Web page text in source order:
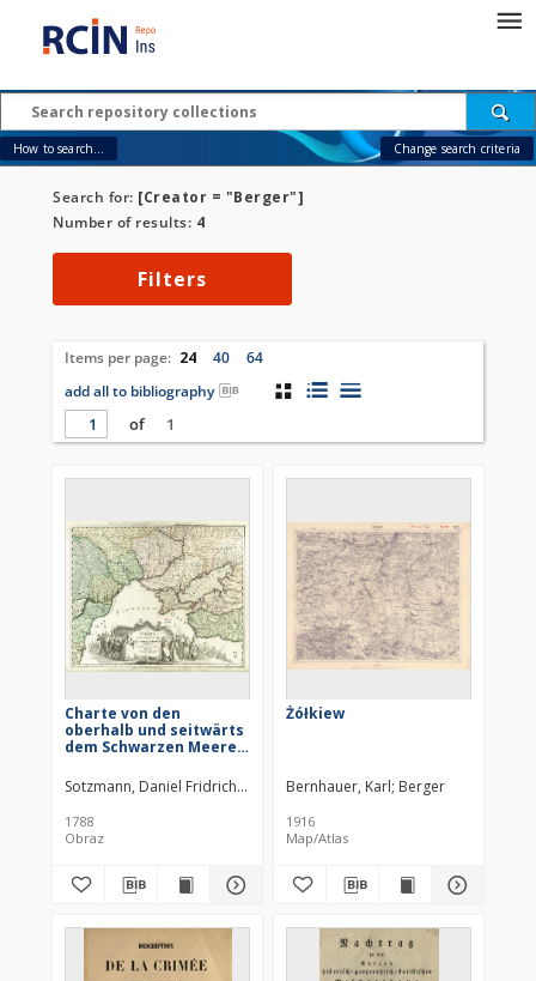
How to search... Change search criteria
Search for: [Creator = "Berger"]
Number of results: 4
Filters
Items per page: 24 40
64
add all to bibliography
of
1
Charte von den
oberhalb und seitwärts
dem Schwarzen Meere
und Türkischen Ländern
Sotzmann, Daniel Fridrich (1754–1840) Berger, Daniel (1744–1824)
1788
Obraz
Żółkiew
Bernhauer, Karl Berger
1916
Map/Atlas